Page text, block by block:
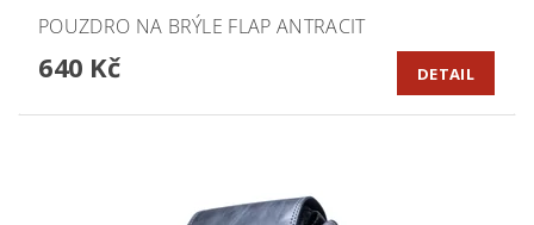
POUZDRO NA BRÝLE FLAP ANTRACIT
640 Kč DETAIL